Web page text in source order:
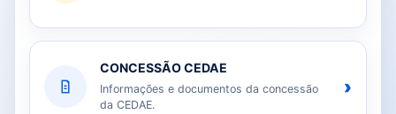
CONCESSÃO CEDAE
Informações e documentos da concessão
da CEDAE.
›